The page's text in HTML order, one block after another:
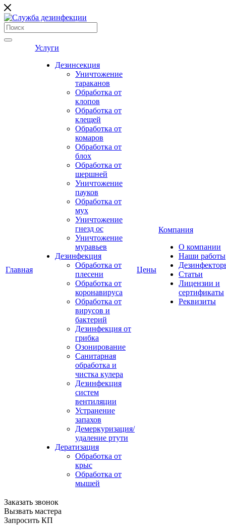
Главная
Услуги
Дезинсекция
Уничтожение
тараканов
Обработка от
клопов
Обработка от
клещей
Обработка от
комаров
Обработка от
блох
Обработка от
шершней
Уничтожение
пауков
Обработка от
мух
Уничтожение
гнезд ос
Уничтожение
муравьев
Дезинфекция
Обработка от
плесени
Обработка от
коронавируса
Обработка от
вирусов и
бактерий
Дезинфекция от
грибка
Озонирование
Санитарная
обработка и
чистка кулера
Дезинфекция
систем
вентиляции
Устранение
запахов
Демеркуризация/
удаление ртути
Дератизация
Обработка от
крыс
Обработка от
мышей
Цены
Компания
О компании
Наши работы
Статьи
Лицензии и
сертификаты
Реквизиты
Заказать звонок
Вызвать мастера
Запросить КП